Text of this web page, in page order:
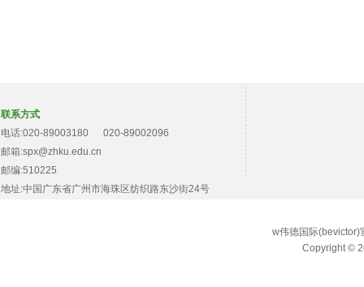
联系方式
电话:020-89003180 020-89002096
邮箱:spx@zhku.edu.cn
邮编:510225
地址:中国广东省广州市海珠区纺织路东沙街24号
w伟德国际(bevictor)
Copyright ©